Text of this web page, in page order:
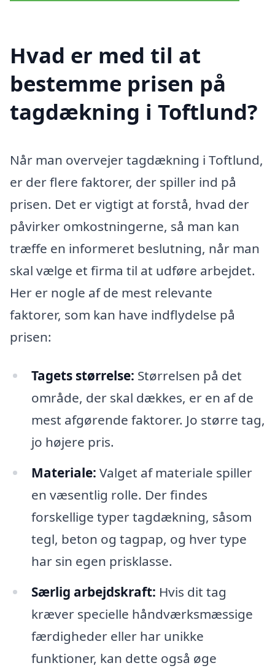
Hvad er med til at
bestemme prisen på
tagdækning i Toftlund?
Når man overvejer tagdækning i Toftlund,
er der flere faktorer, der spiller ind på
prisen. Det er vigtigt at forstå, hvad der
påvirker omkostningerne, så man kan
træffe en informeret beslutning, når man
skal vælge et firma til at udføre arbejdet.
Her er nogle af de mest relevante
faktorer, som kan have indflydelse på
prisen:
Tagets størrelse: Størrelsen på det
område, der skal dækkes, er en af de
mest afgørende faktorer. Jo større tag,
jo højere pris.
Materiale: Valget af materiale spiller
en væsentlig rolle. Der findes
forskellige typer tagdækning, såsom
tegl, beton og tagpap, og hver type
har sin egen prisklasse.
Særlig arbejdskraft: Hvis dit tag
kræver specielle håndværksmæssige
færdigheder eller har unikke
funktioner, kan dette også øge